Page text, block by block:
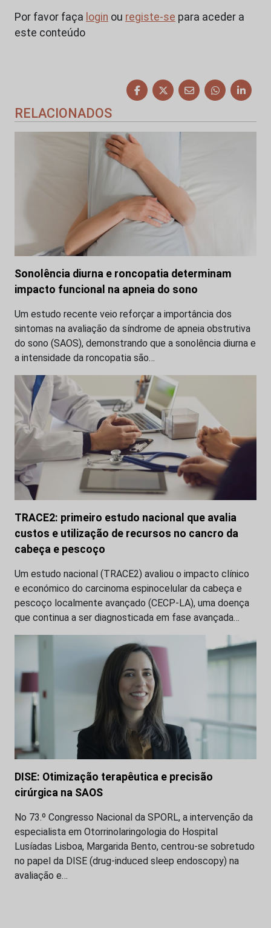
Por favor faça login ou registe-se para aceder a
este conteúdo
RELACIONADOS
Sonolência diurna e roncopatia determinam
impacto funcional na apneia do sono
Um estudo recente veio reforçar a importância dos
sintomas na avaliação da síndrome de apneia obstrutiva
do sono (SAOS), demonstrando que a sonolência diurna e
a intensidade da roncopatia são…
TRACE2: primeiro estudo nacional que avalia
custos e utilização de recursos no cancro da
cabeça e pescoço
Um estudo nacional (TRACE2) avaliou o impacto clínico
e económico do carcinoma espinocelular da cabeça e
pescoço localmente avançado (CECP-LA), uma doença
que continua a ser diagnosticada em fase avançada…
DISE: Otimização terapêutica e precisão
cirúrgica na SAOS
No 73.º Congresso Nacional da SPORL, a intervenção da
especialista em Otorrinolaringologia do Hospital
Lusíadas Lisboa, Margarida Bento, centrou-se sobretudo
no papel da DISE (drug-induced sleep endoscopy) na
avaliação e…